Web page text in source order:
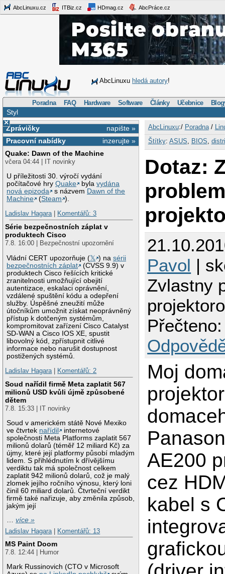
AbcLinuxu.cz ITBiz.cz HDmag.cz AbcPráce.cz
AbcLinuxu hledá autory!
Poradna FAQ Hardware Software Články Učebnice
Styl
×
napište »
Zprávičky
inzerujte »
Pracovní nabídky
Quake: Dawn of the Machine
včera 04:44 | IT novinky
U příležitosti 30. výročí vydání
počítačové hryQuake bylavydána
nová epizoda
s názvem Dawn of the
Machine
(Steam ).
Ladislav Hagara| Komentářů: 3
Série bezpečnostních záplat v
produktech Cisco
7.8. 16:00 | Bezpečnostní upozornění
Vládní CERT upozorňuje (𝕏 ) nasérii
bezpečnostních záplat
(CVSS 9.9) v
produktech Cisco řešících kritické
zranitelnosti umožňující obejití
autentizace, eskalaci oprávnění,
vzdálené spuštění kódu a odepření
služby. Úspěšné zneužití může
útočníkům umožnit získat neoprávněný
přístup k dotčeným systémům,
kompromitovat zařízení Cisco Catalyst
SD-WAN a Cisco IOS XE, spustit
libovolný kód, zpřístupnit citlivé
informace nebo narušit dostupnost
postižených systémů.
Ladislav Hagara| Komentářů: 2
Soud nařídil firmě Meta zaplatit 567
milionů USD kvůli újmě způsobené
dětem
7.8. 15:33 | IT novinky
Soud v americkém státě Nové Mexiko
ve čtvrtek nařídil
internetové
společnosti Meta Platforms zaplatit 567
milionů dolarů (téměř 12 miliard Kč) za
újmy, které její platformy působí mladým
lidem. S přihlédnutím k dřívějšímu
verdiktu tak má společnost celkem
zaplatit 942 milionů dolarů, což je malý
zlomek jejího ročního výnosu, který loni
činil 60 miliard dolarů. Čtvrteční verdikt
firmě také nařizuje, aby změnila způsob,
jakým její
…více »
Ladislav Hagara
Komentářů: 13
MS Paint Doom
7.8. 12:44 | Humor
Mark Russinovich (CTO v Microsoft
AbcLinuxu:/ Poradna/
Štítky: ASUS BIOS
Dotaz:
Pavol |
Zvlastny
Moj
AE200
cez
kabel s